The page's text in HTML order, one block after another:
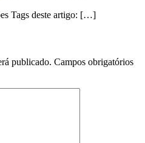
Tags deste artigo: […]
publicado. Campos obrigatórios